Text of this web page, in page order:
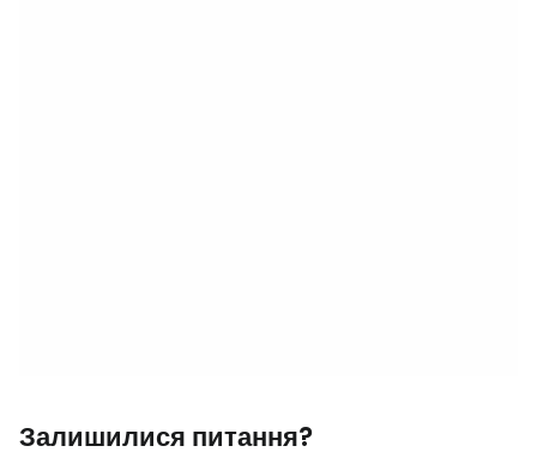
Залишилися питання?